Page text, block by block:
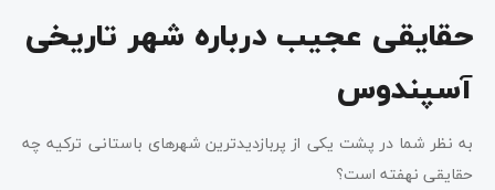
حقایقی عجیب درباره شهر تاریخی
آسپندوس
به نظر شما در پشت یکی از پربازدیدترین شهرهای باستانی ترکیه چه
حقایقی نهفته است؟